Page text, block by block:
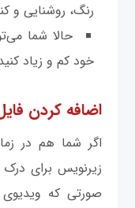
رنگ، روشنایی و
حالا شما
خود کم و زیاد
اضافه کردن
اگر شما هم در
زیرنویس برای درک
صورتی که